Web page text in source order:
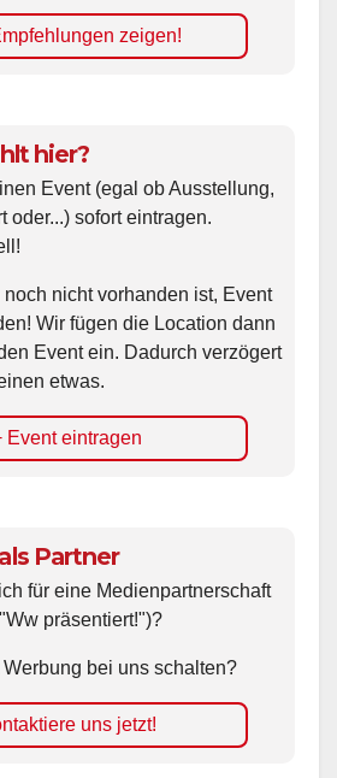
zeigen!
hier?
Event (egal ob Ausstellung,
oder...) sofort eintragen.
nicht vorhanden ist, Event
Wir fügen die Location dann
Event ein. Dadurch verzögert
etwas.
Event eintragen
Partner
für eine Medienpartnerschaft
präsentiert!")?
bei uns schalten?
uns jetzt!